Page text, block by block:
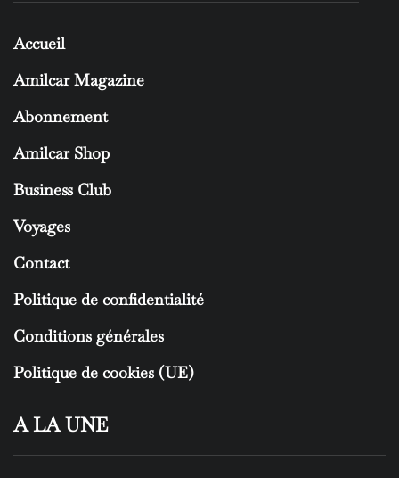
Accueil
Amilcar Magazine
Abonnement
Amilcar Shop
Business Club
Voyages
Contact
Politique de confidentialité
Conditions générales
Politique de cookies (UE)
A LA UNE